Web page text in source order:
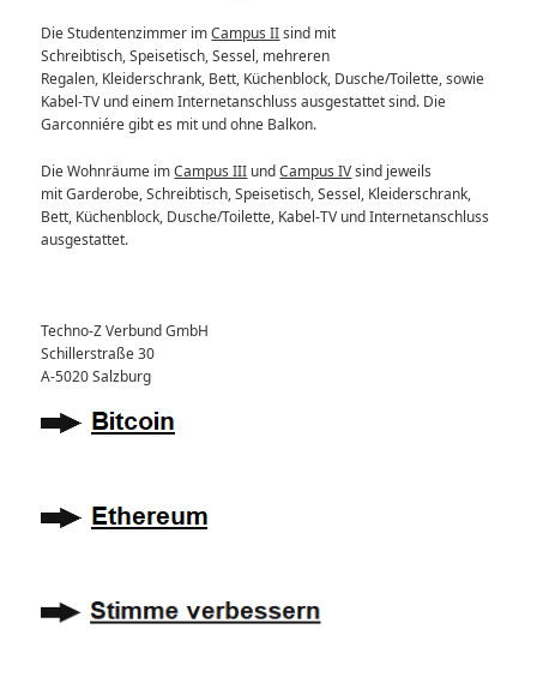
Die Studentenzimmer imCampus IIsind mit
Schreibtisch, Speisetisch, Sessel, mehreren
Regalen, Kleiderschrank, Bett, Küchenblock, Dusche/Toilette, sowie
Kabel-TV und einem Internetanschluss ausgestattet sind. Die
Garconniére gibt es mit und ohne Balkon.
Die Wohnräume imCampus III undCampus IVsind jeweils
mit Garderobe, Schreibtisch, Speisetisch, Sessel, Kleiderschrank,
Bett, Küchenblock, Dusche/Toilette, Kabel-TV und Internetanschluss
ausgestattet.
Techno-Z Verbund GmbH
Schillerstraße 30
A-5020 Salzburg